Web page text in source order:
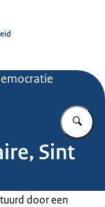
Sint
door een